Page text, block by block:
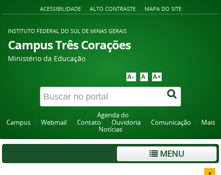
ACESSIBILIDADE ALTO CONTRASTE MAPA DO SITE
INSTITUTO FEDERAL DO SUL DE MINAS GERAIS
Campus Três Corações
Ministério da Educação
A- A A+
Agenda do
Campus
Webmail Contato Ouvidoria Comunicação
Mais
Notícias
MENU